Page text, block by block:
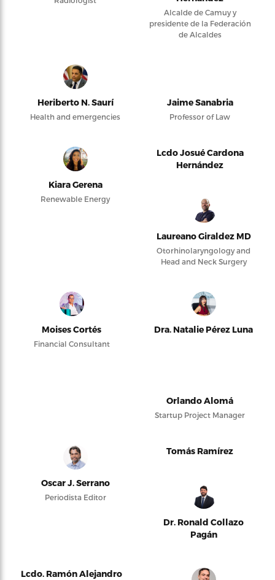
Alcalde de Camuy y
presidente de la Federación
de Alcaldes
Heriberto N. Saurí
Health and emergencies
Jaime Sanabria
Professor of Law
Kiara Gerena
Renewable Energy
Lcdo Josué Cardona
Hernández
Laureano Giraldez MD
Otorhinolaryngology and
Head and Neck Surgery
Moises Cortés
Financial Consultant
Dra. Natalie Pérez Luna
Orlando Alomá
Startup Project Manager
Oscar J. Serrano
Periodista Editor
Tomás Ramírez
Dr. Ronald Collazo
Pagán
Lcdo. Ramón Alejandro